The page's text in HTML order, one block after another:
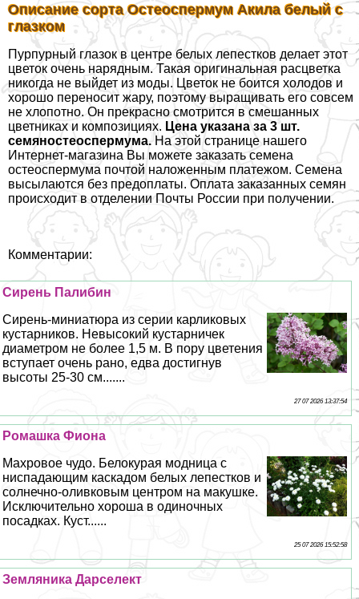
Описание сорта Остеоcпepмум Акила белый с
глазком
Пурпурный глазок в центре белых лепестков делает этот
цветок очень нарядным. Такая оригинальная расцветка
никогда не выйдет из моды. Цветок не боится холодов и
хорошо переносит жару, поэтому выращивать его совсем
не хлопотно. Он прекрасно смотрится в смешанных
цветниках и композициях. Цена указана за 3 шт.
семяностеоcпepмума. На этой странице нашего
Интернет-магазина Вы можете заказать семена
остеоcпepмума почтой наложенным платежом. Семена
высылаются без предоплаты. Оплата заказанных семян
происходит в отделении Почты России при получении.
Комментарии:
Сирень Палибин
Сирень-миниатюра из серии карликовых
кустарников. Невысокий кустарничек
диаметром не более 1,5 м. В пору цветения
вступает очень рано, едва достигнув
высоты 25-30 см.......
27 07 2026 13:37:54
Ромашка Фиона
Махровое чудо. Белокурая модница с
ниспадающим каскадом белых лепестков и
солнечно-оливковым центром на макушке.
Исключительно хороша в одиночных
посадках. Куст......
25 07 2026 15:52:58
Земляника Дарселект